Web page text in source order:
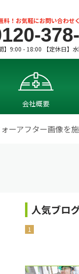
料！お気軽にお問い合わせ
】9:00 - 18:00 【定休日】
会社概要
ーアフター画像を
人気ブロ